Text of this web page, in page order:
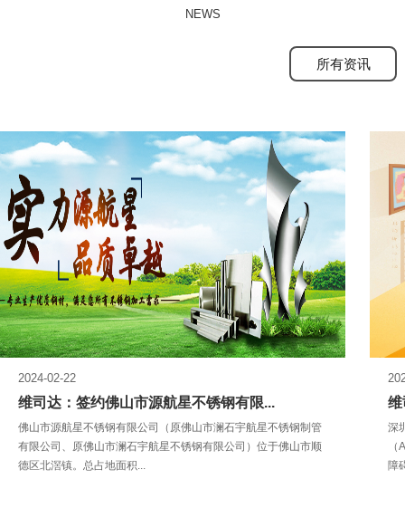
NEWS
所有资讯
2024-02-22
维司达：签约佛山市源航星不锈钢有限...
佛山市源航星不锈钢有限公司（原佛山市澜石宇航星不锈钢制管
有限公司、原佛山市澜石宇航星不锈钢有限公司）位于佛山市顺
德区北滘镇。总占地面积...
维
深
障